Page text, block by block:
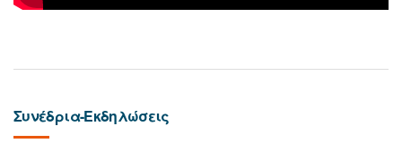
Συνέδρια-Εκδηλώσεις